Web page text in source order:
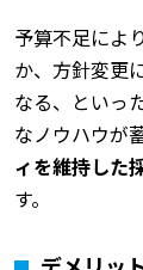
予算不足によ
か、方針変更
なる、といっ
なノウハウが
ィを維持した
す。